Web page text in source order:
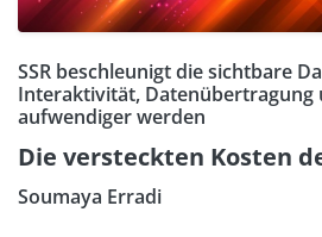
SSR beschleunigt die sichtbare
Interaktivität, Datenübertragung
aufwendiger werden
Die versteckten Kosten
Soumaya Erradi